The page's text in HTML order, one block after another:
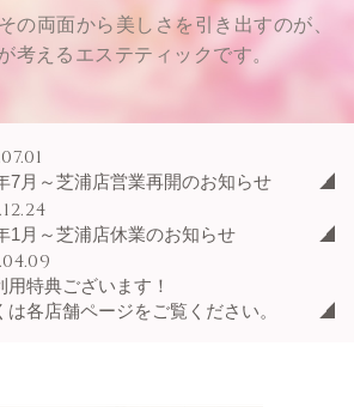
の両面から美しさを引き出すのが、
考えるエステティックです。
7月～芝浦店営業再開のお知らせ
1月～芝浦店休業のお知らせ
用特典ございます！
は各店舗ページをご覧ください。